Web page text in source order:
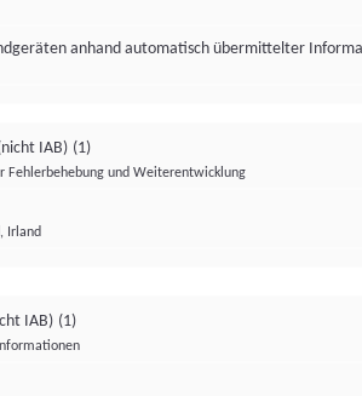
anhand automatisch übermittelter
IAB) (1)
Fehlerbehebung und Weiterentwicklung
Irland
IAB) (1)